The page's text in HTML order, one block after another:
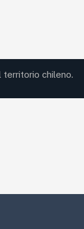
territorio chileno.